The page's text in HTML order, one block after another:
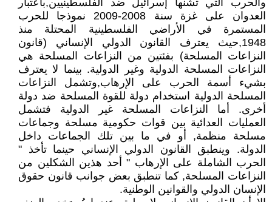
والحرب التي تشنها إسرائيل ضد الفلسطينيين,باعتبار
العدوان على غزة سنة 2008-2009 نموذجا للحرب
المستمرة في الأراضي الفلسطينية المحتلة منذ
1948,حيث يعترف القانون الدولي الإنساني (قانون
النزاعات المسلحة) بفئتين من النزاعات المسلحة هي
النزاعات المسلحة الدولية وغير الدولية. بينما لا يعترف
بشيء أسمة الحرب على الإرهاب,وتشمل النزاعات
المسلحة الدولية استخدام دولة للقوة المسلحة ضد دولة
أخرى. أما النزاعات المسلحة غير الدولية فتشمل
العمليات العدائية بين قوات حكومية مسلحة وجماعات
مسلحة منظمة, أو في ما بين تلك الجماعات داخل
الدولة. وينطبق القانون الدولي الإنساني حينما تأخذ "
الحرب الشاملة على الإرهاب " أحد هذين الشكلين من
النزاعات المسلحة, كما تنطبق بعض جوانب قانون حقوق
الإنسان الدولي والقوانين الوطنية.